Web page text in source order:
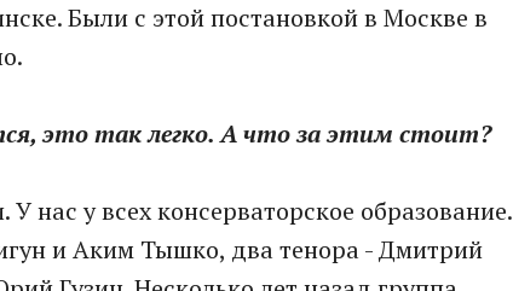
Были с этой постановкой в Москве в
это так легко. А что за этим стоит?
нас у всех консерваторское образование.
и Аким Тышко, два тенора - Дмитрий